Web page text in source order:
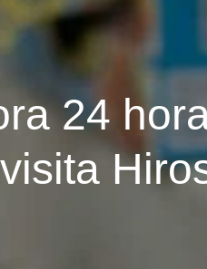
24